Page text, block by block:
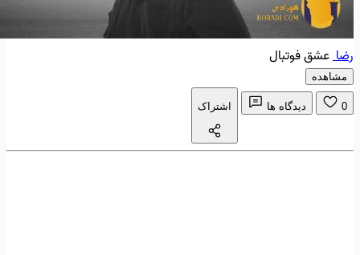
رضاعشق فوتبال
مشاهده
0 دیدگاه ها اشتراک